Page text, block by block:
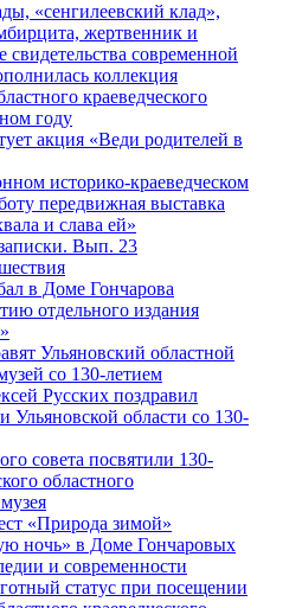
«сенгилеевский клад»,
жертвенник и
свидетельства современной
коллекция
краеведческого
году
акция «Веди родителей в
историко-краеведческом
передвижная выставка
и слава ей»
Вып. 23
в Доме Гончарова
отдельного издания
Ульяновский областной
со 130-летием
Русских поздравил
Ульяновской области со 130-
совета посвятили 130-
областного
«Природа зимой»
ночь» в Доме Гончаровых
и современности
статус при посещении